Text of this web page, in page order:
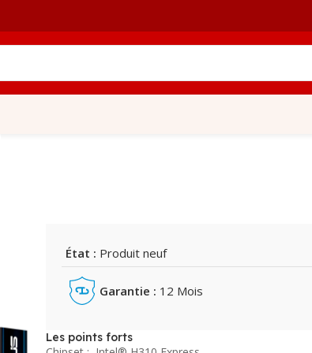
État : Produit neuf
Garantie : 12 Mois
Les points forts